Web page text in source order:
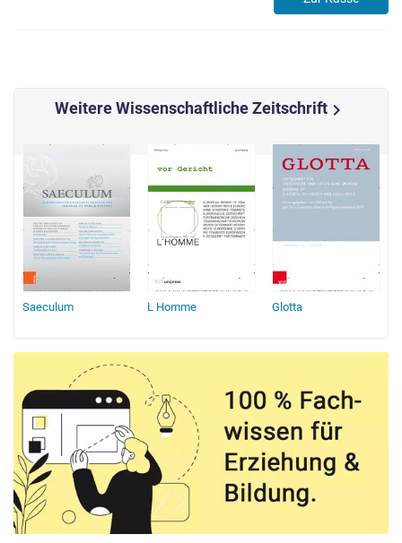
Weitere Wissenschaftliche Zeitschriftchevron_right
Saeculum L Homme Glotta